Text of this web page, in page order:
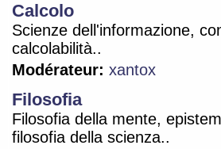
Calcolo
Scienze dell'informazione,
calcolabilità..
Modérateur: xantox
Filosofia
Filosofia della mente,
filosofia della scienza..